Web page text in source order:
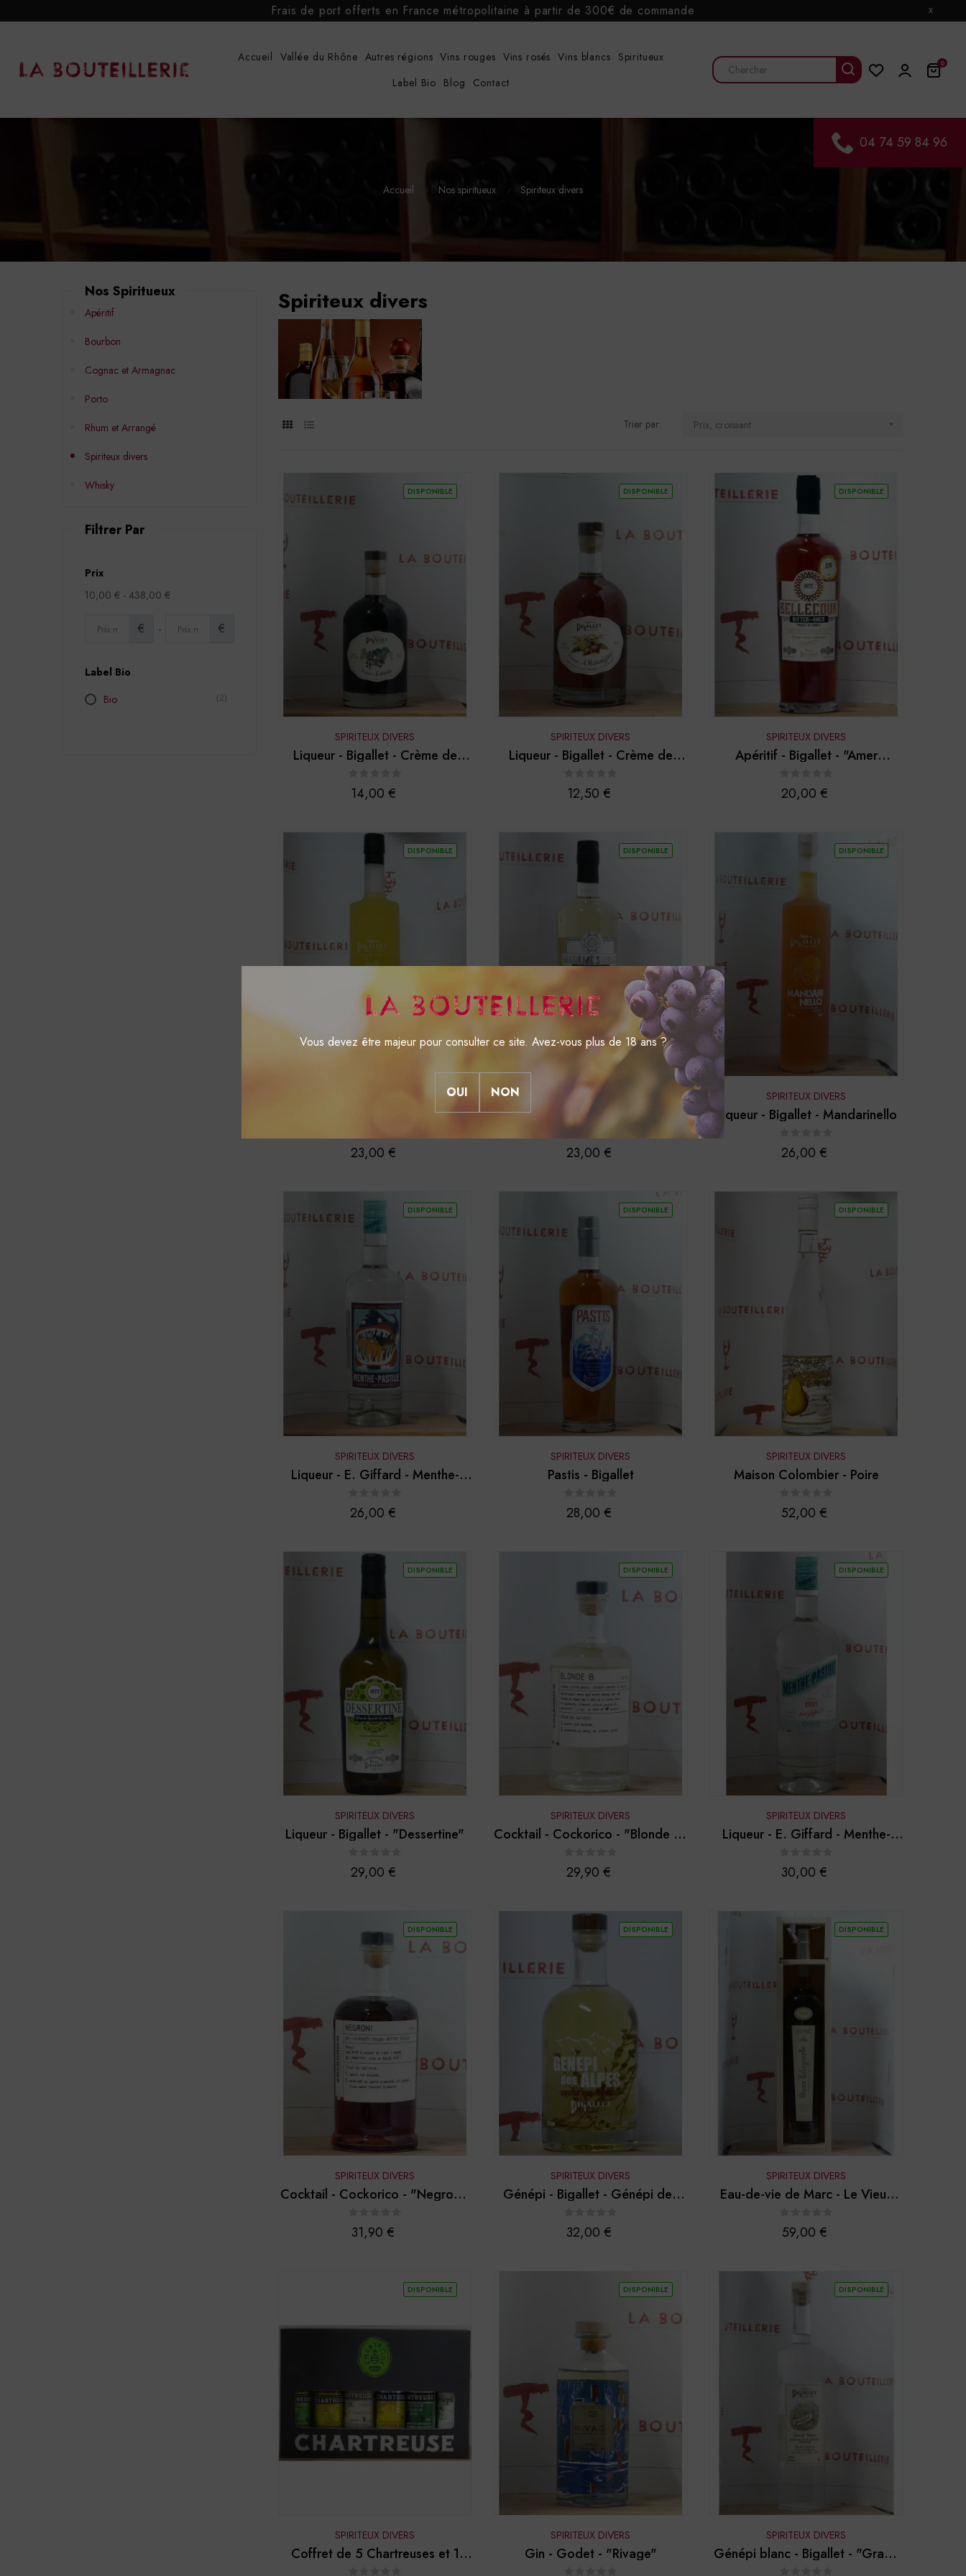
Vous devez être majeur pour consulter ce site. Avez-vous plus de 18 ans ?
OUI NON
Frais de port offerts en France métropolitaine à partir de 300€ de commande x
Accueil Vallée du Rhône Autres régions Vins rouges Vins rosés Vins blancs Spiritueux
Label Bio Blog Contact
0
04 74 59 84 96
Accueil Nos spiritueux Spiriteux divers
Nos Spiritueux
Apéritif
Bourbon
Cognac et Armagnac
Porto
Rhum et Arrangé
Spiriteux divers
Whisky
Filtrer Par
Prix
10,00 € - 438,00 €
€ - €
Label Bio
Bio
(2)
Spiriteux divers
Trier par: Prix, croissant 
DISPONIBLE
SPIRITEUX DIVERS
Liqueur - Bigallet - Crème de
cassis
Prix
14,00 €
DISPONIBLE
SPIRITEUX DIVERS
Liqueur - Bigallet - Crème de
châtaigne
Prix
12,50 €
DISPONIBLE
SPIRITEUX DIVERS
Apéritif - Bigallet - "Amer
Bellecour"
Prix
20,00 €
DISPONIBLE
Liqueur - Bigallet - Limoncello
Prix
23,00 €
DISPONIBLE
SPIRITEUX DIVERS
Liqueur - Bigallet - "Madame
SUREAU"
Prix
23,00 €
DISPONIBLE
SPIRITEUX DIVERS
Liqueur - Bigallet - Mandarinello
Prix
26,00 €
DISPONIBLE
SPIRITEUX DIVERS
Liqueur - E. Giffard - Menthe-
Prix
26,00 €
DISPONIBLE
SPIRITEUX DIVERS
Pastis - Bigallet
Prix
28,00 €
DISPONIBLE
SPIRITEUX DIVERS
Maison Colombier - Poire
Prix
52,00 €
DISPONIBLE
SPIRITEUX DIVERS
Liqueur - Bigallet - "Dessertine"
Prix
29,00 €
DISPONIBLE
SPIRITEUX DIVERS
Cocktail - Cockorico - "Blonde B"
Prix
29,90 €
DISPONIBLE
SPIRITEUX DIVERS
Liqueur - E. Giffard - Menthe-
Prix
30,00 €
DISPONIBLE
SPIRITEUX DIVERS
Cocktail - Cockorico - "Negroni"
Prix
31,90 €
DISPONIBLE
SPIRITEUX DIVERS
Génépi - Bigallet - Génépi des
Prix
32,00 €
DISPONIBLE
SPIRITEUX DIVERS
Eau-de-vie de Marc - Le Vieux
Prix
59,00 €
DISPONIBLE
SPIRITEUX DIVERS
Coffret de 5 Chartreuses et 1
DISPONIBLE
SPIRITEUX DIVERS
Gin - Godet - "Rivage"
DISPONIBLE
SPIRITEUX DIVERS
Génépi blanc - Bigallet - "Grand